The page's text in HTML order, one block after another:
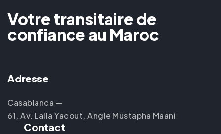
Votre transitaire de
confiance au Maroc
Adresse
Casablanca —
61, Av. Lalla Yacout, Angle Mustapha Maani
Contact